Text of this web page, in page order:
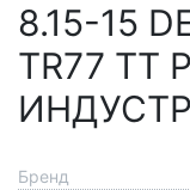
8.15-15
TR77 TT
Бренд